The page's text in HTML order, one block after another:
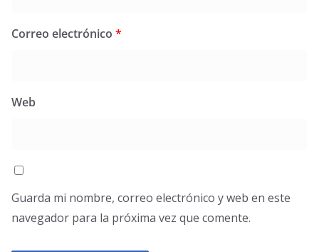
Correo electrónico *
Web
Guarda mi nombre, correo electrónico y web en este
navegador para la próxima vez que comente.